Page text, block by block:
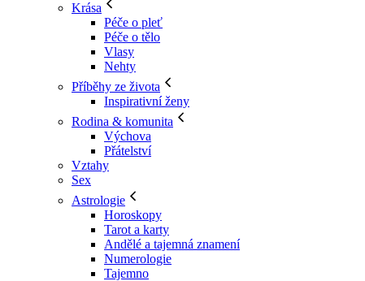
Krása
Péče o pleť
Péče o tělo
Vlasy
Nehty
Příběhy ze života
Inspirativní ženy
Rodina & komunita
Výchova
Přátelství
Vztahy
Sex
Astrologie
Horoskopy
Tarot a karty
Andělé a tajemná znamení
Numerologie
Tajemno